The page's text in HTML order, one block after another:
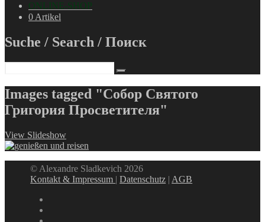
ONLINE-SHOP
0 Artikel
Suche / Search / Поиск
Images tagged "Собор Святого
Григория Просветителя"
View Slideshow
© Alexandre Sladkevich 2026
Kontakt & Impressum |Datenschutz | AGB